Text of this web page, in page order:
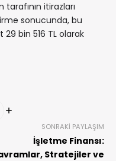
itirazları
sonucunda, bu
bin 516 TL olarak
SONRAKI PAYLAŞIM
İşletme Finansı:
Stratejiler ve